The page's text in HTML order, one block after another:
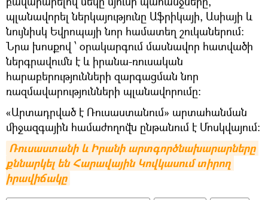
պլանավորել ներկայությունը Աֆրիկայի, Ասիայի և
նույնիսկ Եվրոպայի նոր համատեղ շուկաներում:
Նրա խոսքով ՝ օրակարգում մասնավոր հատվածի
ներգրավումն է և իրանա-ռուսական
հարաբերությունների զարգացման նոր
ռազմավարությունների պլանավորումը։
«Արտադրված է Ռուսաստանում» արտահանման
միջազգային համաժողովն ընթանում է Մոսկվայում։
Ռուսաստանի և Իրանի արտգործնախարարները
քննարկել են Հարավային Կովկասում տիրող
իրավիճակը